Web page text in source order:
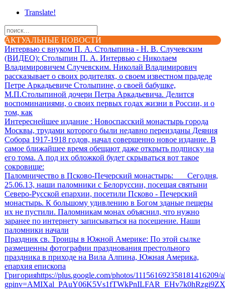
Translate!
АКТУАЛЬНЫЕ НОВОСТИ
Интервью с внуком П. А. Столыпина - Н. В. Случевским
(ВИДЕО): Столыпин П. А. Интервью с Николаем
Владимировичем Случевским. Николай Владимирович
рассказывает о своих родителях, о своем известном прадеде
Петре Аркадьевиче Столыпине, о своей бабушке,
М.П.Столыпиной дочери Петра Аркадьевича. Делится
воспоминаниями, о своих первых годах жизни в России, и о
том, как
Интереснейшее издание : Новоспасский монастырь города
Москвы, трудами которого были недавно переизданы Деяния
Собора 1917-1918 годов, начал совершенно новое издание. В
самое ближайшее время обещают даже открыть подписку на
его тома. А под их обложкой будет скрываться вот такое
сокровище:
Паломничество в Псково-Печерский монастырь: Сегодня,
25.06.13, наши паломники с Белоруссии, посещая святыни
Северо-Русской епархии, посетили Псково - Печерский
монастырь. К большому удивлению в Богом зданые пещеры
их не пустили. Паломникам монах объяснил, что нужно
заранее по интернету записываться на посещение. Наши
паломники начали
Праздник св. Троицы в Южной Америке: По этой сылке
размещенны фотографии празднования престольного
праздника в приходе на Вила Алпина, Южная Америка,
епархия епископа
Григорияhttps://plus.google.com/photos/111561692358181416209/